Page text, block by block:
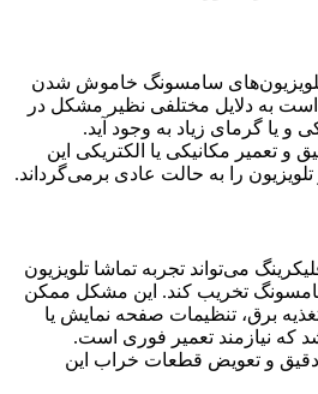
سامسونگ خاموش شدن
به دلایل مختلفی نظیر مشکل در
و یا گرمای زیاد به وجود آید.
و تعمیر مکانیکی یا الکتریکی این
را به حالت عادی برمی‌گرداند.
می‌تواند تجربه تماشا تلویزیون
سامسونگ تخریب کند. این مشکل ممکن
برق، تنظیمات صفحه نمایش یا
که نیازمند تعمیر فوری است.
دقیق و تعویض قطعات خراب این